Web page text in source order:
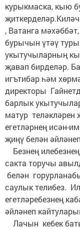
курыкмаска, кыю
, Ватанга
бурычын үтәү
укытучыларның
җавап бирделәр.
игътибар һәм
директоры
барлык
матур теләкләрен
егетләрнең исән-
җиңү белән
Безнең
сакта торучы
белән
саулык телибез.
егетләребезнең
әйләнеп
Лачын кебек